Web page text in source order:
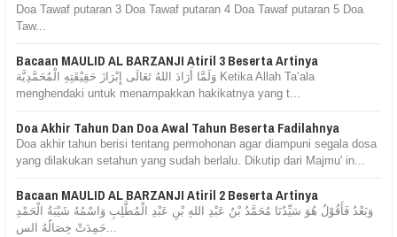
Doa Tawaf putaran 3 Doa Tawaf putaran 4 Doa Tawaf putaran 5 Doa
Taw...
Bacaan MAULID AL BARZANJI Atiril 3 Beserta Artinya
وَلَمَّا أَرَادَ اللهُ تَعَالَى إِبْرَازَ حَقِيْقَتِهِ الْمُحَمَّدِيَّة Ketika Allah Ta‘ala
menghendaki untuk menampakkan hakikatnya yang t...
Doa Akhir Tahun Dan Doa Awal Tahun Beserta Fadilahnya
Doa akhir tahun berisi tentang permohonan agar diampuni segala dosa
yang dilakukan setahun yang sudah berlalu. Dikutip dari Majmu' in...
Bacaan MAULID AL BARZANJI Atiril 2 Beserta Artinya
وَبَعْدُ فَأَقُوْلُ هُوَ سَيِّدُنَا مُحَمَّدُ بْنُ عَبْدِ اللهِ بْنِ عَبْدِ الْمُطَّلِبِ وَاسْمُهُ شَيْبَةُ الْحَمْدِ